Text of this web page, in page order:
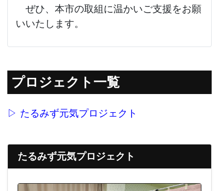
ぜひ、本市の取組に温かいご支援をお願
いいたします。
プロジェクト一覧
▷ たるみず元気プロジェクト
たるみず元気プロジェクト